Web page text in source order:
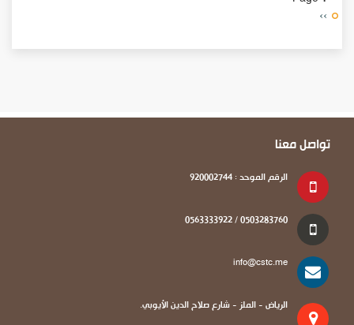
Next
››
تواصل معنا
الرقم الموحد : 920002744
0503283760 / 0563333922
info@cstc.me
الرياض - الملز - شارع صلاح الدين الأيوبي.